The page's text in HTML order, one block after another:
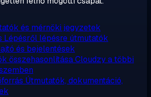
és mérnöki jegyzetek
Lépésről lépésre útmutatók
és bejelentések
összehasonlításaCloudzy a többi
Útmutatók, dokumentáció,